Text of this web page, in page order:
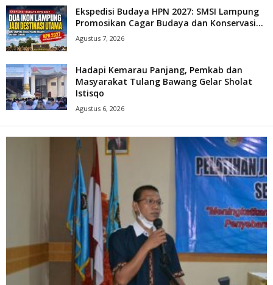
Ekspedisi Budaya HPN 2027: SMSI Lampung
Promosikan Cagar Budaya dan Konservasi...
Agustus 7, 2026
Hadapi Kemarau Panjang, Pemkab dan
Masyarakat Tulang Bawang Gelar Sholat
Istisqo
Agustus 6, 2026